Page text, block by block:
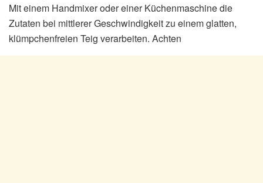
Mit einem Handmixer oder einer Küchenmaschine die
Zutaten bei mittlerer Geschwindigkeit zu einem glatten,
klümpchenfreien Teig verarbeiten. Achten